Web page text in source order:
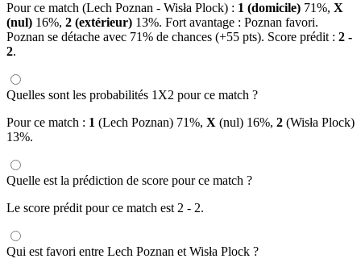
Pour ce match (Lech Poznan - Wisła Plock) : 1 (domicile) 71%, X
(nul) 16%, 2 (extérieur) 13%. Fort avantage : Poznan favori.
Poznan se détache avec 71% de chances (+55 pts). Score prédit : 2 -
2.
Quelles sont les probabilités 1X2 pour ce match ?
Pour ce match : 1 (Lech Poznan) 71%, X (nul) 16%, 2 (Wisła Plock)
13%.
Quelle est la prédiction de score pour ce match ?
Le score prédit pour ce match est 2 - 2.
Qui est favori entre Lech Poznan et Wisła Plock ?